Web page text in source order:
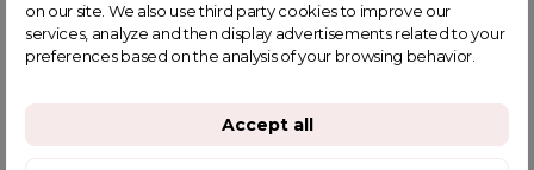
YOU MIGHT ALSO LIKE
on our site. We also use third party cookies to improve our
services, analyze and then display advertisements related to your
preferences based on the analysis of your browsing behavior.
Accept all